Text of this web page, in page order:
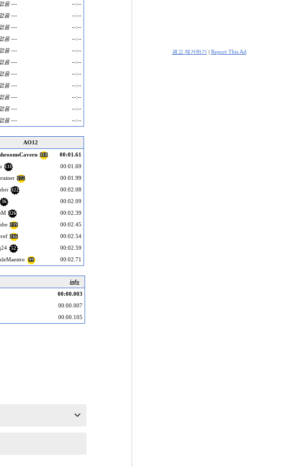
음 ---
--:--
음 ---
--:--
음 ---
--:--
음 ---
--:--
음 ---
--:--
음 ---
--:--
음 ---
--:--
음 ---
--:--
음 ---
--:--
음 ---
--:--
음 --- --:--
AO12
118
00:01.61
131
00:01.69
275
00:01.99
322
00:02.08
36
00:02.09
326
00:02.39
239
00:02.45
266
00:02.54
52
00:02.59
99 00:02.71
info
00:00.003
00:00.007
00:00.105
광고 제거하기 | Report This Ad